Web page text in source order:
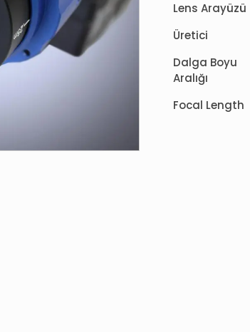
Lens Arayüzü
Üretici
Dalga Boyu
Aralığı
Focal Length